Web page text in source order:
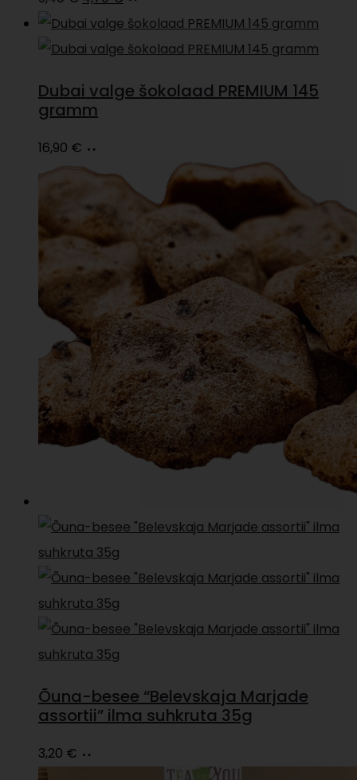
hind
oli:
price
is:
korvi
Dubai valge šokolaad PREMIUM 145
gramm
16,90 €
edasi
Õuna-besee “Belevskaja Marjade
assortii” ilma suhkruta 35g
3,20 €